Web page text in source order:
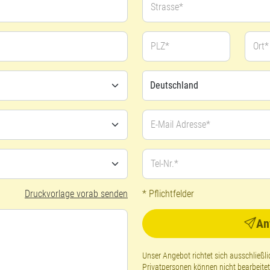
Druckvorlage vorab senden
Strasse*
PLZ* Ort*
E-Mail Adresse*
Tel-Nr.*
* Pflichtfelder
Unser Angebot richtet sich
Privatpersonen können nicht